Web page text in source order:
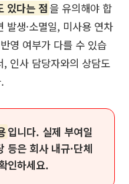
있다는 점을 유의해야 합
발생·소멸일, 미사용 연차
영 여부가 다를 수 있습
인사 담당자와의 상담도
입니다. 실제 부여일
등은 회사 내규·단체
인하세요.